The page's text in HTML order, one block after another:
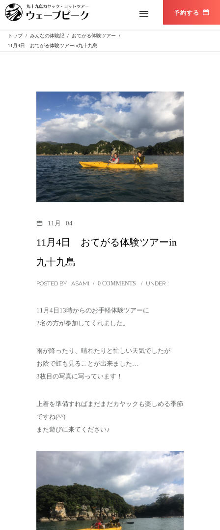
トップ / みんなの体験記 / おてがる体験ツアー
/
11月4日 おてがる体験ツアーin九十九島
11月 04
11月4日 おてがる体験ツアーin
九十九島
POSTED BY : ASAMI / 0 COMMENTS / UNDER :
11月4日13時からのお手軽体験ツアーに
2名の方が参加してくれました。
雨が降ったり、晴れたりと忙しい天気でしたが
お陰で虹も見ることが出来ました…
3枚目の写真に写っています！
上着を準備すればまだまだカヤックも楽しめる季節
ですね(^^)
また遊びに来てください♪